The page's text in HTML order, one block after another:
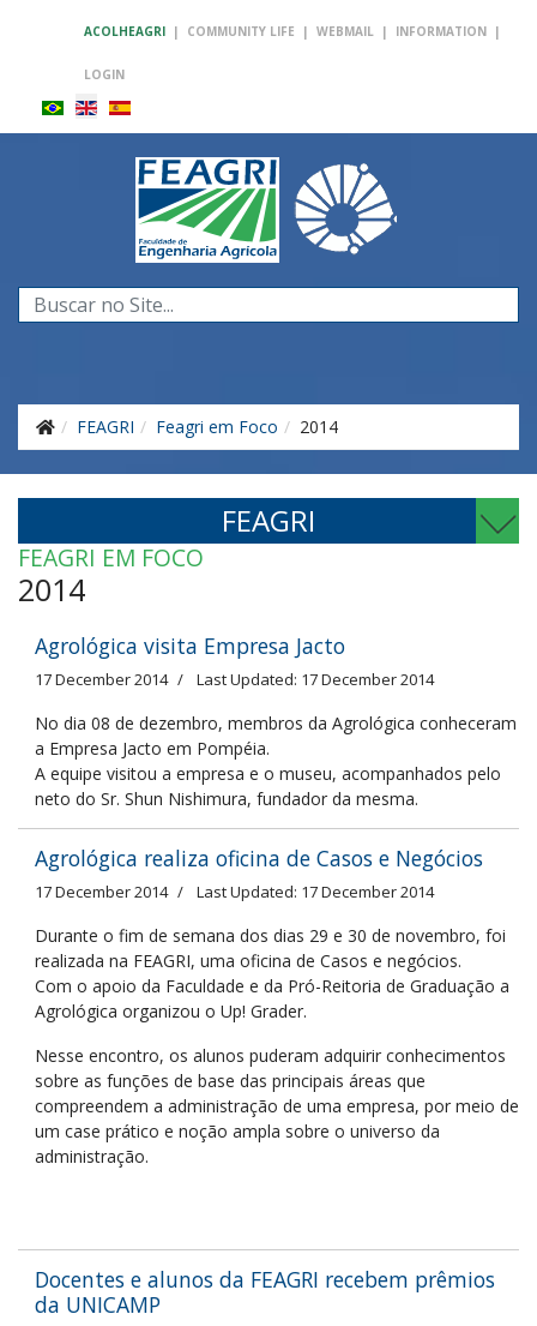
ACOLHEAGRI | COMMUNITY LIFE | WEBMAIL | INFORMATION |
LOGIN
Search
...
FEAGRI Feagri em Foco 2014
FEAGRI
FEAGRI EM FOCO
2014
Agrológica visita Empresa Jacto
17 December 2014 Last Updated: 17 December 2014
No dia 08 de dezembro, membros da Agrológica conheceram
a Empresa Jacto em Pompéia.
A equipe visitou a empresa e o museu, acompanhados pelo
neto do Sr. Shun Nishimura, fundador da mesma.
Agrológica realiza oficina de Casos e Negócios
17 December 2014 Last Updated: 17 December 2014
Durante o fim de semana dos dias 29 e 30 de novembro, foi
realizada na FEAGRI, uma oficina de Casos e negócios.
Com o apoio da Faculdade e da Pró-Reitoria de Graduação a
Agrológica organizou o Up! Grader.
Nesse encontro, os alunos puderam adquirir conhecimentos
sobre as funções de base das principais áreas que
compreendem a administração de uma empresa, por meio de
um case prático e noção ampla sobre o universo da
administração.
Docentes e alunos da FEAGRI recebem prêmios
da UNICAMP